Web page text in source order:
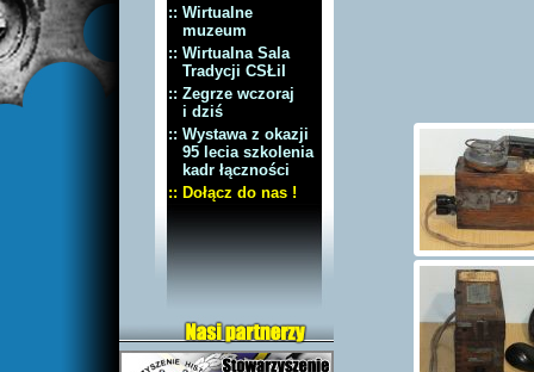
:: Wirtualne
muzeum
:: Wirtualna Sala
Tradycji CSŁiI
:: Zegrze wczoraj
i dziś
:: Wystawa z okazji
95 lecia szkolenia
kadr łączności
:: Dołącz do nas !